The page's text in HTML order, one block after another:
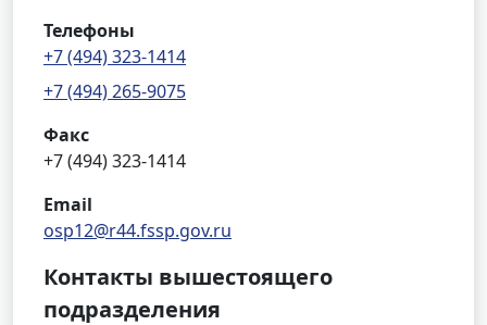
Телефоны
+7 (494) 323-1414
+7 (494) 265-9075
Факс
+7 (494) 323-1414
Email
osp12@r44.fssp.gov.ru
Контакты вышестоящего
подразделения